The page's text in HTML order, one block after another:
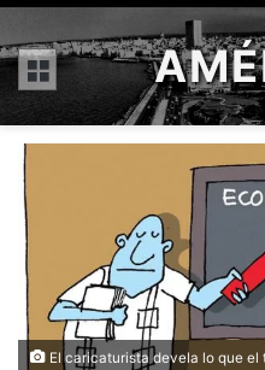
Menú
El caricaturista devela lo que